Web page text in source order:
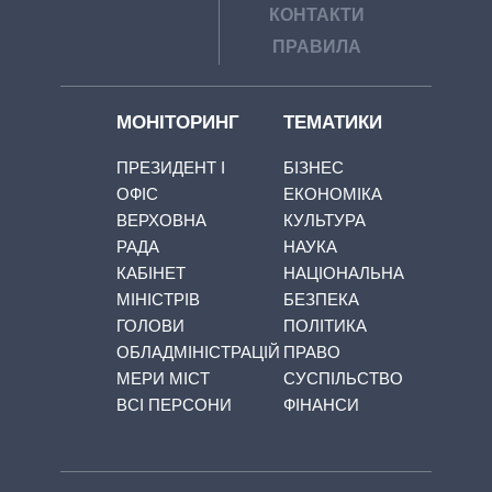
КОНТАКТИ
ПРАВИЛА
МОНІТОРИНГ
ПРЕЗИДЕНТ І
ОФІС
ВЕРХОВНА
РАДА
КАБІНЕТ
МІНІСТРІВ
ГОЛОВИ
ОБЛАДМІНІСТРАЦІЙ
МЕРИ МІСТ
ВСІ ПЕРСОНИ
ТЕМАТИКИ
БІЗНЕС
ЕКОНОМІКА
КУЛЬТУРА
НАУКА
НАЦІОНАЛЬНА
БЕЗПЕКА
ПОЛІТИКА
ПРАВО
СУСПІЛЬСТВО
ФІНАНСИ